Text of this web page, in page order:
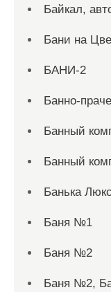
Байкал,
Бани на
БАНИ-2
Банно-
Банный
Банный
Банька
Баня №1
Баня №2
Баня №2,